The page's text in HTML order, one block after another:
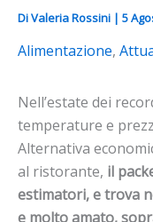
DiValeria Rossini | 5
Alimentazione,
Nell’estate dei
temperature e
Alternativa
al ristorante, il
estimatori, e trova
e molto amato,